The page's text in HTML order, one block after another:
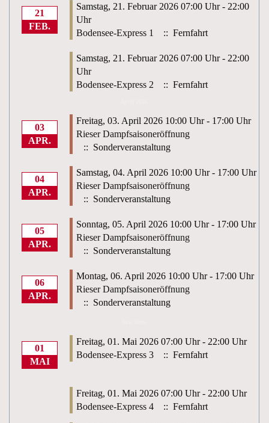
21
FEB.
Samstag, 21. Februar 2026 07:00 Uhr - 22:00
Uhr
Bodensee-Express 1
:: Fernfahrt
Samstag, 21. Februar 2026 07:00 Uhr - 22:00
Uhr
Bodensee-Express 2
:: Fernfahrt
03
APR.
Freitag, 03. April 2026 10:00 Uhr - 17:00 Uhr
Rieser Dampfsaisoneröffnung
:: Sonderveranstaltung
04
APR.
Samstag, 04. April 2026 10:00 Uhr - 17:00 Uhr
Rieser Dampfsaisoneröffnung
:: Sonderveranstaltung
05
APR.
Sonntag, 05. April 2026 10:00 Uhr - 17:00 Uhr
Rieser Dampfsaisoneröffnung
:: Sonderveranstaltung
06
APR.
Montag, 06. April 2026 10:00 Uhr - 17:00 Uhr
Rieser Dampfsaisoneröffnung
:: Sonderveranstaltung
01
MAI
Freitag, 01. Mai 2026 07:00 Uhr - 22:00 Uhr
Bodensee-Express 3
:: Fernfahrt
Freitag, 01. Mai 2026 07:00 Uhr - 22:00 Uhr
Bodensee-Express 4
:: Fernfahrt